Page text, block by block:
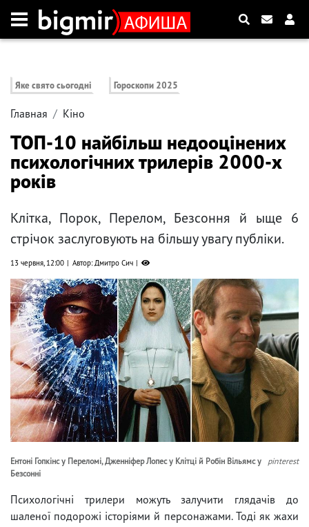
Яке свято сьогодні Гороскопи 2025
Главная Кіно
ТОП-10 найбільш недооцінених
психологічних трилерів 2000-х
років
Клітка, Порок, Перелом, Безсоння й ыще 6
стрічок заслуговують на більшу увагу публіки.
13 червня, 12:00 Автор: Дмитро Сич
Ентоні Гопкінс у Переломі, Дженніфер Лопес у Клітці й Робін Вільямс у
Безсонні
pinterest
Психологічні трилери можуть залучити глядачів до
шаленої подорожі історіями й персонажами. Тоді як жахи